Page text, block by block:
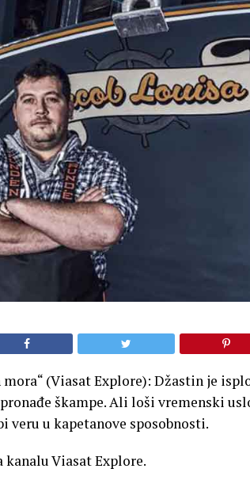
(Viasat Explore): Džastin je
škampe. Ali loši vremenski
veru u kapetanove sposobnosti.
kanalu Viasat Explore.